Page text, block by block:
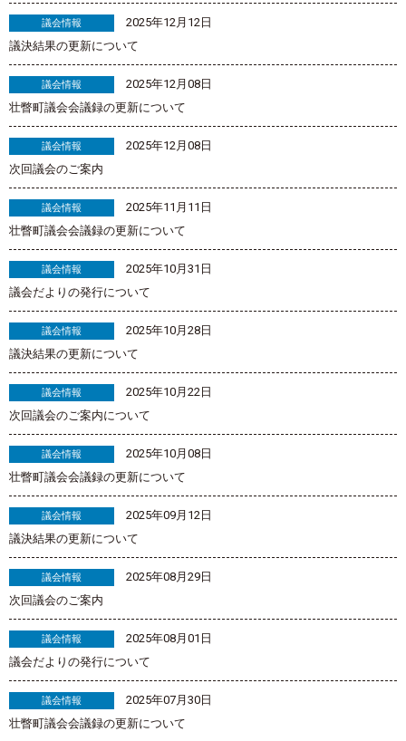
議会情報
2025年12月12日
議決結果の更新について
議会情報
2025年12月08日
壮瞥町議会会議録の更新について
議会情報
2025年12月08日
次回議会のご案内
議会情報
2025年11月11日
壮瞥町議会会議録の更新について
議会情報
2025年10月31日
議会だよりの発行について
議会情報
2025年10月28日
議決結果の更新について
議会情報
2025年10月22日
次回議会のご案内について
議会情報
2025年10月08日
壮瞥町議会会議録の更新について
議会情報
2025年09月12日
議決結果の更新について
議会情報
2025年08月29日
次回議会のご案内
議会情報
2025年08月01日
議会だよりの発行について
議会情報
2025年07月30日
壮瞥町議会会議録の更新について